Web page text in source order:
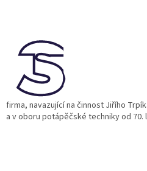
firma, navazující na činnost Jiřího
a v oboru potápěčské techniky od